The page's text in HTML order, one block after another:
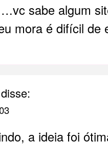
sabe algum
mora é difícil
disse:
a ideia foi